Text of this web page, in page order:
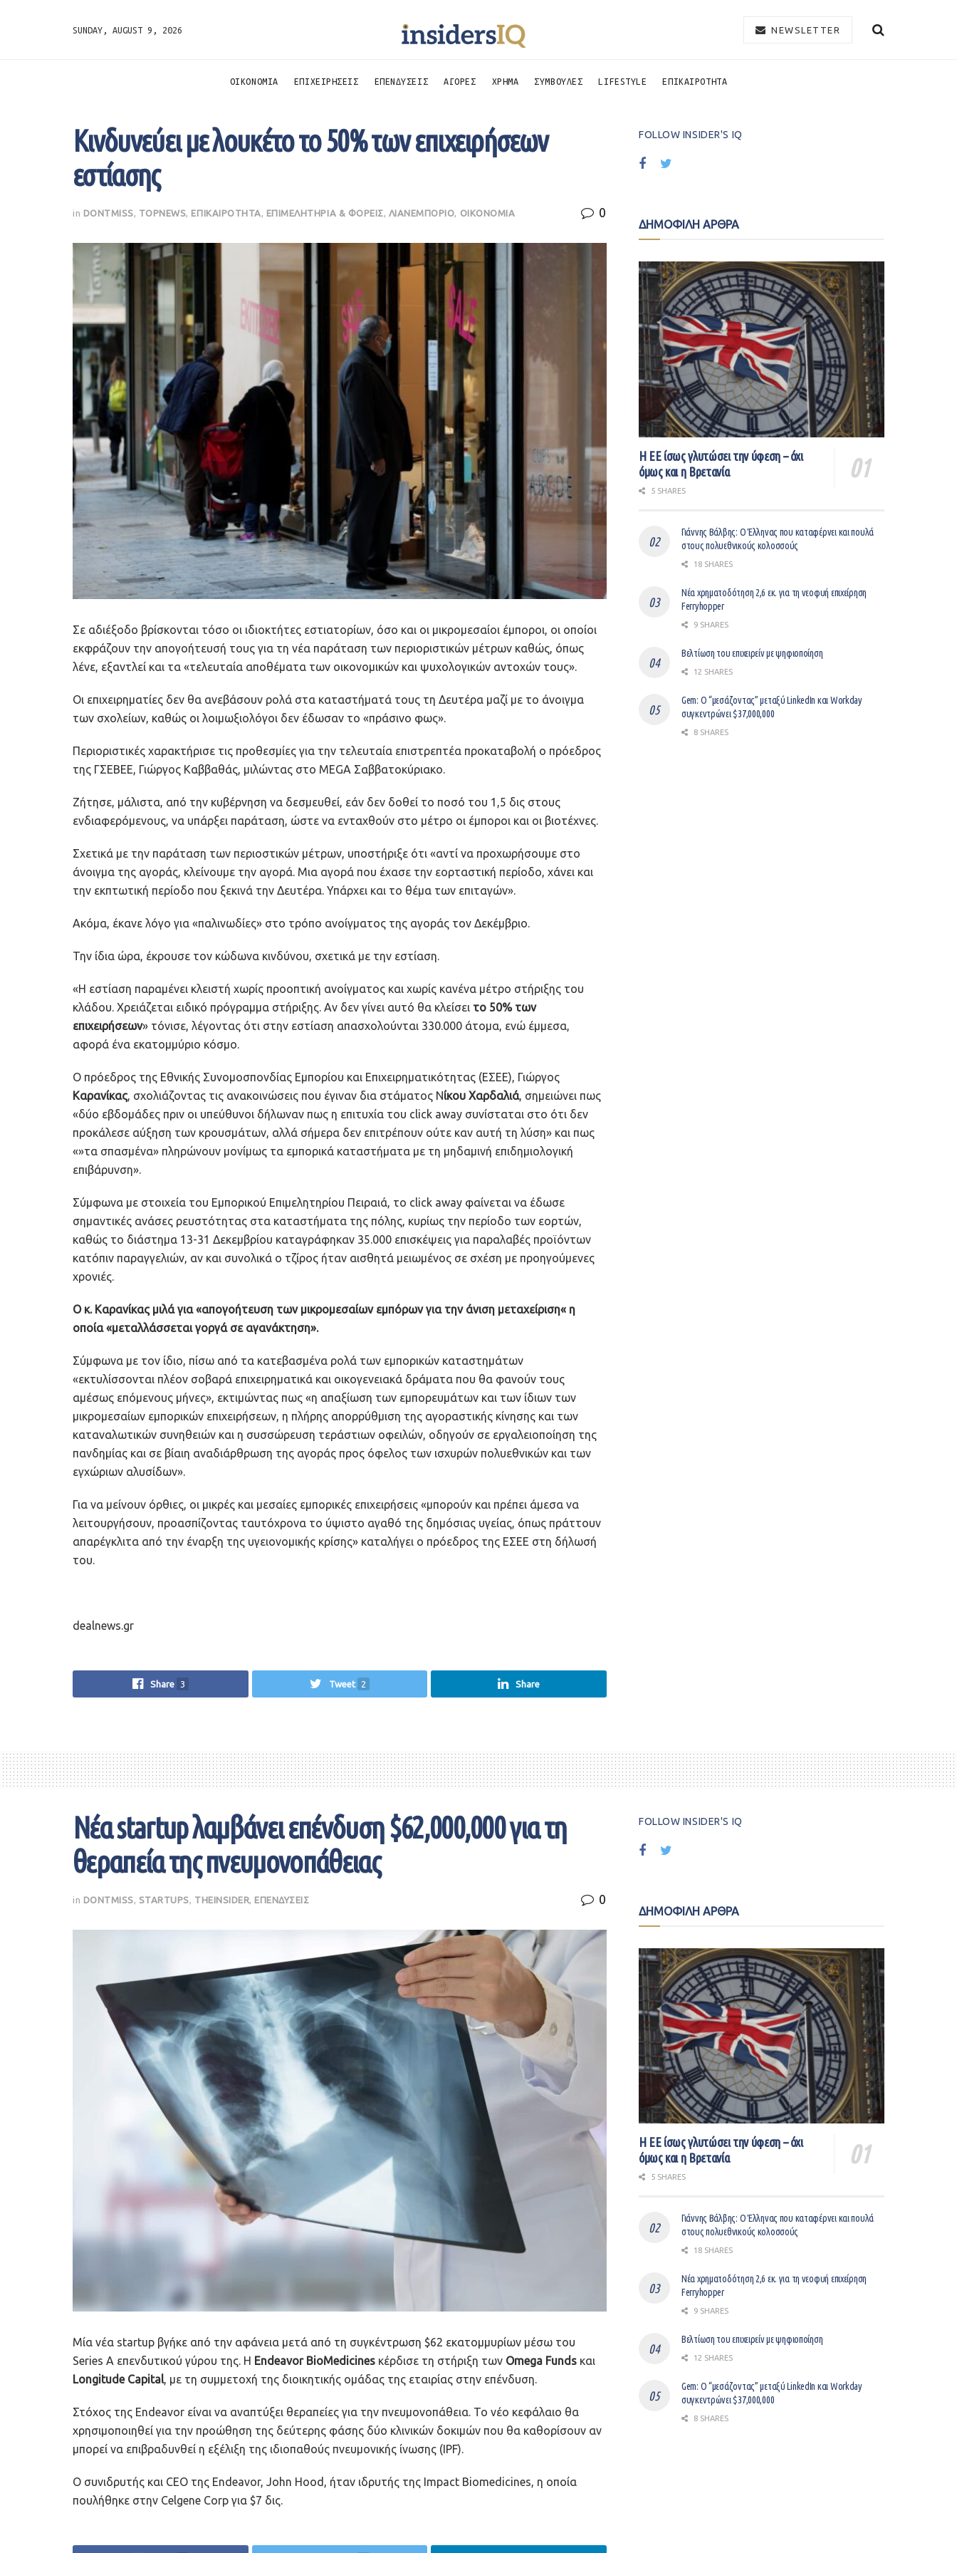
SUNDAY, AUGUST 9, 2026 NEWSLETTER
ΟΙΚΟΝΟΜΙΑ ΕΠΙΧΕΙΡΗΣΕΙΣ ΕΠΕΝΔΥΣΕΙΣ ΑΓΟΡΕΣ ΧΡΗΜΑ ΣΥΜΒΟΥΛΕΣ LIFESTYLE ΕΠΙΚΑΙΡΟΤΗΤΑ
Kινδυνεύει με λουκέτο το 50% των επιχειρήσεων
εστίασης
in DONTMISS TOPNEWS ΕΠΙΚΑΙΡΟΤΗΤΑ ΕΠΙΜΕΛΗΤΗΡΙΑ & ΦΟΡΕΙΣ ΛΙΑΝΕΜΠΟΡΙΟ ΟΙΚΟΝΟΜΙΑ 0
Σε αδιέξοδο βρίσκονται τόσο οι ιδιοκτήτες εστιατορίων, όσο και οι μικρομεσαίοι έμποροι, οι οποίοι
εκφράζουν την απογοήτευσή τους για τη νέα παράταση των περιοριστικών μέτρων καθώς, όπως
λένε, εξαντλεί και τα «τελευταία αποθέματα των οικονομικών και ψυχολογικών αντοχών τους».
Οι επιχειρηματίες δεν θα ανεβάσουν ρολά στα καταστήματά τους τη Δευτέρα μαζί με το άνοιγμα
των σχολείων, καθώς οι λοιμωξιολόγοι δεν έδωσαν το «πράσινο φως».
Περιοριστικές χαρακτήρισε τις προθεσμίες για την τελευταία επιστρεπτέα προκαταβολή ο πρόεδρος
της ΓΣΕΒΕΕ, Γιώργος Καββαθάς, μιλώντας στο MEGA Σαββατοκύριακο.
Ζήτησε, μάλιστα, από την κυβέρνηση να δεσμευθεί, εάν δεν δοθεί το ποσό του 1,5 δις στους
ενδιαφερόμενους, να υπάρξει παράταση, ώστε να ενταχθούν στο μέτρο οι έμποροι και οι βιοτέχνες.
Σχετικά με την παράταση των περιοστικών μέτρων, υποστήριξε ότι «αντί να προχωρήσουμε στο
άνοιγμα της αγοράς, κλείνουμε την αγορά. Μια αγορά που έχασε την εορταστική περίοδο, χάνει και
την εκπτωτική περίοδο που ξεκινά την Δευτέρα. Υπάρχει και το θέμα των επιταγών».
Ακόμα, έκανε λόγο για «παλινωδίες» στο τρόπο ανοίγματος της αγοράς τον Δεκέμβριο.
Την ίδια ώρα, έκρουσε τον κώδωνα κινδύνου, σχετικά με την εστίαση.
«Η εστίαση παραμένει κλειστή χωρίς προοπτική ανοίγματος και χωρίς κανένα μέτρο στήριξης του
κλάδου. Χρειάζεται ειδικό πρόγραμμα στήριξης. Αν δεν γίνει αυτό θα κλείσει το 50% των
επιχειρήσεων» τόνισε, λέγοντας ότι στην εστίαση απασχολούνται 330.000 άτομα, ενώ έμμεσα,
αφορά ένα εκατομμύριο κόσμο.
Ο πρόεδρος της Εθνικής Συνομοσπονδίας Εμπορίου και Επιχειρηματικότητας (ΕΣΕΕ), Γιώργος
Καρανίκας, σχολιάζοντας τις ανακοινώσεις που έγιναν δια στάματος Νίκου Χαρδαλιά, σημειώνει πως
«δύο εβδομάδες πριν οι υπεύθυνοι δήλωναν πως η επιτυχία του click away συνίσταται στο ότι δεν
προκάλεσε αύξηση των κρουσμάτων, αλλά σήμερα δεν επιτρέπουν ούτε καν αυτή τη λύση» και πως
«»τα σπασμένα» πληρώνουν μονίμως τα εμπορικά καταστήματα με τη μηδαμινή επιδημιολογική
επιβάρυνση».
Σύμφωνα με στοιχεία του Εμπορικού Επιμελητηρίου Πειραιά, το click away φαίνεται να έδωσε
σημαντικές ανάσες ρευστότητας στα καταστήματα της πόλης, κυρίως την περίοδο των εορτών,
καθώς το διάστημα 13-31 Δεκεμβρίου καταγράφηκαν 35.000 επισκέψεις για παραλαβές προϊόντων
κατόπιν παραγγελιών, αν και συνολικά ο τζίρος ήταν αισθητά μειωμένος σε σχέση με προηγούμενες
χρονιές.
Ο κ. Καρανίκας μιλά για «απογοήτευση των μικρομεσαίων εμπόρων για την άνιση μεταχείριση« η
οποία «μεταλλάσσεται γοργά σε αγανάκτηση».
Σύμφωνα με τον ίδιο, πίσω από τα κατεβασμένα ρολά των εμπορικών καταστημάτων
«εκτυλίσσονται πλέον σοβαρά επιχειρηματικά και οικογενειακά δράματα που θα φανούν τους
αμέσως επόμενους μήνες», εκτιμώντας πως «η απαξίωση των εμπορευμάτων και των ίδιων των
μικρομεσαίων εμπορικών επιχειρήσεων, η πλήρης απορρύθμιση της αγοραστικής κίνησης και των
καταναλωτικών συνηθειών και η συσσώρευση τεράστιων οφειλών, οδηγούν σε εργαλειοποίηση της
πανδημίας και σε βίαιη αναδιάρθρωση της αγοράς προς όφελος των ισχυρών πολυεθνικών και των
εγχώριων αλυσίδων».
Για να μείνουν όρθιες, οι μικρές και μεσαίες εμπορικές επιχειρήσεις «μπορούν και πρέπει άμεσα να
λειτουργήσουν, προασπίζοντας ταυτόχρονα το ύψιστο αγαθό της δημόσιας υγείας, όπως πράττουν
απαρέγκλιτα από την έναρξη της υγειονομικής κρίσης» καταλήγει ο πρόεδρος της ΕΣΕΕ στη δήλωσή
του.
dealnews.gr
Share 3 Tweet 2 Share
FOLLOW INSIDER'S IQ
ΔΗΜΟΦΙΛΗ ΑΡΘΡΑ
Η ΕΕ ίσως γλυτώσει την ύφεση – όχι
όμως και η Βρετανία
5 SHARES
Γιάννης Βάλβης: O Έλληνας που καταφέρνει και πουλά
στους πολυεθνικούς κολοσσούς
18 SHARES
Νέα χρηματοδότηση 2,6 εκ. για τη νεοφυή επιχείρηση
Ferryhopper
9 SHARES
Βελτίωση του επιχειρείν με ψηφιοποίηση
12 SHARES
Gem: Ο “μεσάζοντας” μεταξύ LinkedIn και Workday
συγκεντρώνει $37,000,000
8 SHARES
Νέα startup λαμβάνει επένδυση $62,000,000 για τη
θεραπεία της πνευμονοπάθειας
in DONTMISS STARTUPS THEINSIDER ΕΠΕΝΔΥΣΕΙΣ 0
Μία νέα startup βγήκε από την αφάνεια μετά από τη συγκέντρωση $62 εκατομμυρίων μέσω του
Series A επενδυτικού γύρου της. Η Endeavor BioMedicines κέρδισε τη στήριξη των Omega Funds και
Longitude Capital , με τη συμμετοχή της διοικητικής ομάδας της εταιρίας στην επένδυση.
Στόχος της Endeavor είναι να αναπτύξει θεραπείες για την πνευμονοπάθεια. Το νέο κεφάλαιο θα
χρησιμοποιηθεί για την προώθηση της δεύτερης φάσης δύο κλινικών δοκιμών που θα καθορίσουν αν
μπορεί να επιβραδυνθεί η εξέλιξη της ιδιοπαθούς πνευμονικής ίνωσης (IPF).
Ο συνιδρυτής και CEO της Endeavor, John Hood, ήταν ιδρυτής της Impact Biomedicines, η οποία
πουλήθηκε στην Celgene Corp για $7 δις.
FOLLOW INSIDER'S IQ
ΔΗΜΟΦΙΛΗ ΑΡΘΡΑ
Η ΕΕ ίσως γλυτώσει την ύφεση – όχι
όμως και η Βρετανία
5 SHARES
Γιάννης Βάλβης: O Έλληνας που καταφέρνει και πουλά
στους πολυεθνικούς κολοσσούς
18 SHARES
Νέα χρηματοδότηση 2,6 εκ. για τη νεοφυή επιχείρηση
Ferryhopper
9 SHARES
Βελτίωση του επιχειρείν με ψηφιοποίηση
12 SHARES
Gem: Ο “μεσάζοντας” μεταξύ LinkedIn και Workday
συγκεντρώνει $37,000,000
8 SHARES